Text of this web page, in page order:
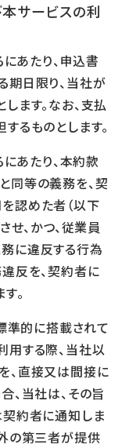
サービスの利
あたり、申込書
期日限り、当社が
ます。なお、支払
るものとします。
あたり、本約款
同等の義務を、契
認めた者（以下
せ、かつ、従業員
に違反する行為
反を、契約者に
。
準的に搭載されて
用する際、当社以
、直接又は間接に
、当社は、その旨
契約者に通知しま
の第三者が提供